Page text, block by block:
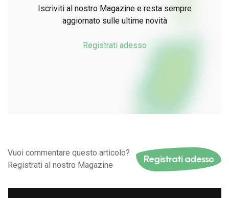
Iscriviti al nostro Magazine e resta sempre
aggiornato sulle ultime novità
Registrati adesso
Vuoi commentare questo articolo?
Registrati al nostro Magazine
Registrati adesso